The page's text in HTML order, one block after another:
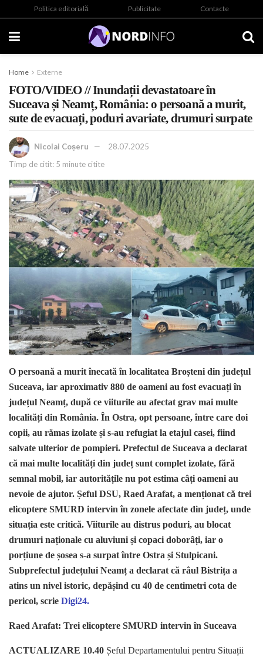
Politica editorială Publicitate Contacte
Home Externe
FOTO/VIDEO // Inundații devastatoare în
Suceava și Neamț, România: o persoană a murit,
sute de evacuați, poduri avariate, drumuri surpate
Nicolai Coșeru
28.07.2025
Timp de citit: 5 minute citite
O persoană a murit înecată în localitatea Broșteni din județul
Suceava, iar aproximativ 880 de oameni au fost evacuați în
județul Neamț, după ce viiturile au afectat grav mai multe
localități din România. În Ostra, opt persoane, între care doi
copii, au rămas izolate și s-au refugiat la etajul casei, fiind
salvate ulterior de pompieri. Prefectul de Suceava a declarat
că mai multe localități din județ sunt complet izolate, fără
semnal mobil, iar autoritățile nu pot estima câți oameni au
nevoie de ajutor. Șeful DSU, Raed Arafat, a menționat că trei
elicoptere SMURD intervin în zonele afectate din județ, unde
situația este critică. Viiturile au distrus poduri, au blocat
drumuri naționale cu aluviuni și copaci doborâți, iar o
porțiune de șosea s-a surpat între Ostra și Stulpicani.
Subprefectul județului Neamț a declarat că râul Bistrița a
atins un nivel istoric, depășind cu 40 de centimetri cota de
pericol, scrie Digi24.
Raed Arafat: Trei elicoptere SMURD intervin în Suceava
ACTUALIZARE 10.40 Șeful Departamentului pentru Situații